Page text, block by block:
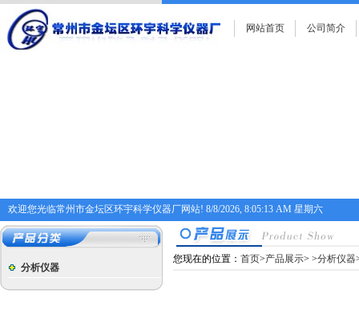
网站首页 公司简介
欢迎您光临常州市金坛区环宇科学仪器厂网站! 8/8/2026, 8:05:13 AM 星期六
分析仪器
您现在的位置： 首页>产品展示> >分析仪器